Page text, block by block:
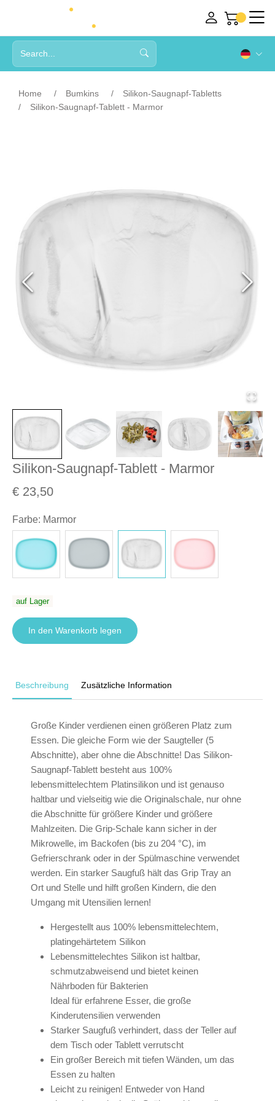
Home Bumkins
Silikon-Saugnapf-Tabletts
Silikon-Saugnapf-Tablett - Marmor
Silikon-Saugnapf-Tablett - Marmor
€ 23,50
Farbe: Marmor
auf Lager
In den Warenkorb legen
Beschreibung Zusätzliche Information
Große Kinder verdienen einen größeren Platz zum
Essen. Die gleiche Form wie der Saugteller (5
Abschnitte), aber ohne die Abschnitte! Das Silikon-
Saugnapf-Tablett besteht aus 100%
lebensmittelechtem Platinsilikon und ist genauso
haltbar und vielseitig wie die Originalschale, nur ohne
die Abschnitte für größere Kinder und größere
Mahlzeiten. Die Grip-Schale kann sicher in der
Mikrowelle, im Backofen (bis zu 204 °C), im
Gefrierschrank oder in der Spülmaschine verwendet
werden. Ein starker Saugfuß hält das Grip Tray an
Ort und Stelle und hilft großen Kindern, die den
Umgang mit Utensilien lernen!
Hergestellt aus 100% lebensmittelechtem,
platingehärtetem Silikon
Lebensmittelechtes Silikon ist haltbar,
schmutzabweisend und bietet keinen
Nährboden für Bakterien
Ideal für erfahrene Esser, die große
Kinderutensilien verwenden
Starker Saugfuß verhindert, dass der Teller auf
dem Tisch oder Tablett verrutscht
Ein großer Bereich mit tiefen Wänden, um das
Essen zu halten
Leicht zu reinigen! Entweder von Hand